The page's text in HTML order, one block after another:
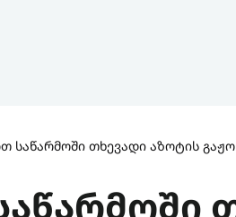
საწარმოში თხევადი აზოტის